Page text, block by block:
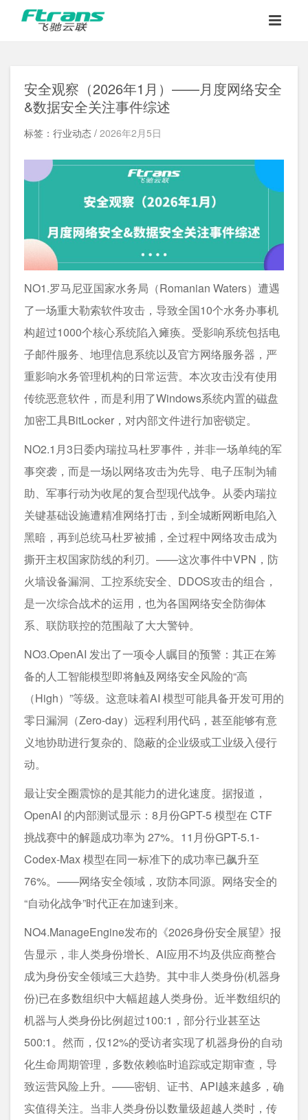
安全观察（2026年1月）——月度网络安全
&数据安全关注事件综述
标签：行业动态 / 2026年2月5日
NO1.罗马尼亚国家水务局（Romanian Waters）遭遇
了一场重大勒索软件攻击，导致全国10个水务办事机
构超过1000个核心系统陷入瘫痪。受影响系统包括电
子邮件服务、地理信息系统以及官方网络服务器，严
重影响水务管理机构的日常运营。本次攻击没有使用
传统恶意软件，而是利用了Windows系统内置的磁盘
加密工具BitLocker，对内部文件进行加密锁定。
NO2.1月3日委内瑞拉马杜罗事件，并非一场单纯的军
事突袭，而是一场以网络攻击为先导、电子压制为辅
助、军事行动为收尾的复合型现代战争。从委内瑞拉
关键基础设施遭精准网络打击，到全城断网断电陷入
黑暗，再到总统马杜罗被捕，全过程中网络攻击成为
撕开主权国家防线的利刃。——这次事件中VPN，防
火墙设备漏洞、工控系统安全、DDOS攻击的组合，
是一次综合战术的运用，也为各国网络安全防御体
系、联防联控的范围敲了大大警钟。
NO3.OpenAI 发出了一项令人瞩目的预警：其正在筹
备的人工智能模型即将触及网络安全风险的“高
（High）”等级。这意味着AI 模型可能具备开发可用的
零日漏洞（Zero-day）远程利用代码，甚至能够有意
义地协助进行复杂的、隐蔽的企业级或工业级入侵行
动。
最让安全圈震惊的是其能力的进化速度。据报道，
OpenAI 的内部测试显示：8月份GPT-5 模型在 CTF
挑战赛中的解题成功率为 27%。11月份GPT-5.1-
Codex-Max 模型在同一标准下的成功率已飙升至
76%。——网络安全领域，攻防本同源。网络安全的
“自动化战争”时代正在加速到来。
NO4.ManageEngine发布的《2026身份安全展望》报
告显示，非人类身份增长、AI应用不均及供应商整合
成为身份安全领域三大趋势。其中非人类身份(机器身
份)已在多数组织中大幅超越人类身份。近半数组织的
机器与人类身份比例超过100:1，部分行业甚至达
500:1。然而，仅12%的受访者实现了机器身份的自动
化生命周期管理，多数依赖临时追踪或定期审查，导
致运营风险上升。——密钥、证书、API越来越多，确
实值得关注。当非人类身份以数量级超越人类时，传